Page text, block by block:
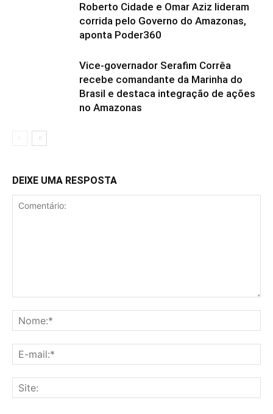
Roberto Cidade e Omar Aziz lideram
corrida pelo Governo do Amazonas,
aponta Poder360
Vice-governador Serafim Corrêa
recebe comandante da Marinha do
Brasil e destaca integração de ações
no Amazonas
DEIXE UMA RESPOSTA